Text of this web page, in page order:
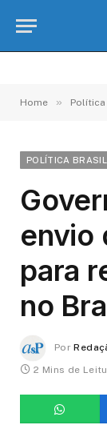
Home »
POLÍTICA BRASIL
envio
para
no
Por
2 Mins de